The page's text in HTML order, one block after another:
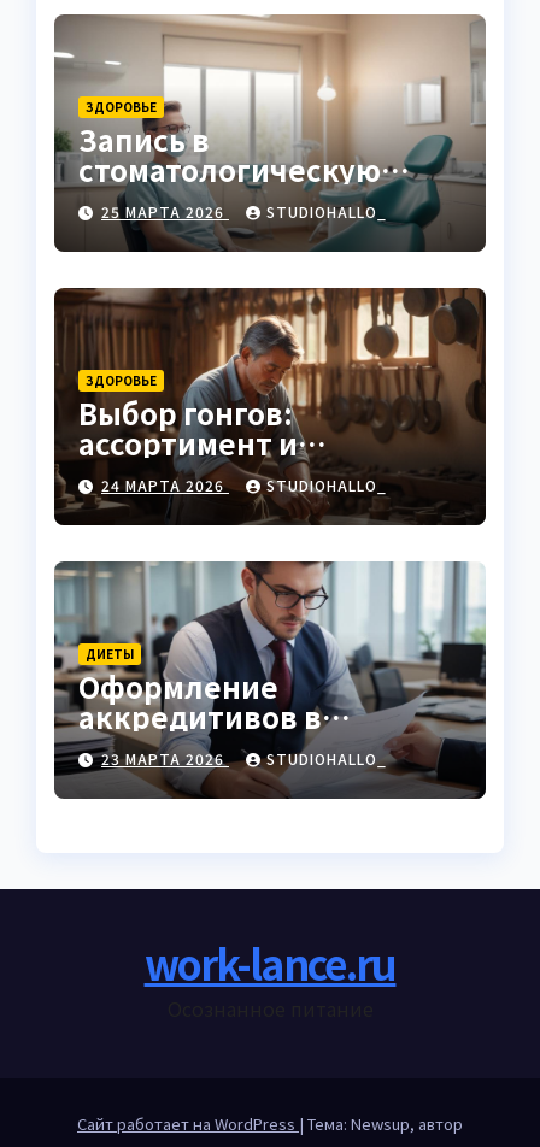
ЗДОРОВЬЕ
Запись в
стоматологическую
клинику
25 МАРТА 2026 STUDIOHALLO_
ЗДОРОВЬЕ
Выбор гонгов:
ассортимент и
характеристики
24 МАРТА 2026 STUDIOHALLO_
ДИЕТЫ
Оформление
аккредитивов в
международной
торговле
23 МАРТА 2026 STUDIOHALLO_
work-lance.ru
Сайт работает на WordPress | Тема: Newsup, автор